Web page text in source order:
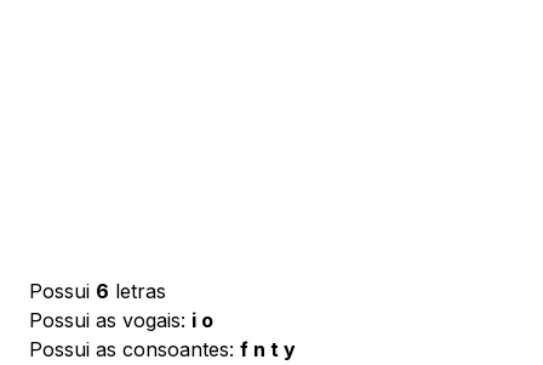
Possui 6 letras
Possui as vogais: i o
Possui as consoantes: f n t y